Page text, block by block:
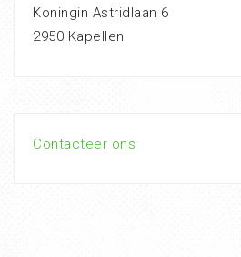
Koningin Astridlaan 6
2950 Kapellen
Contacteer ons